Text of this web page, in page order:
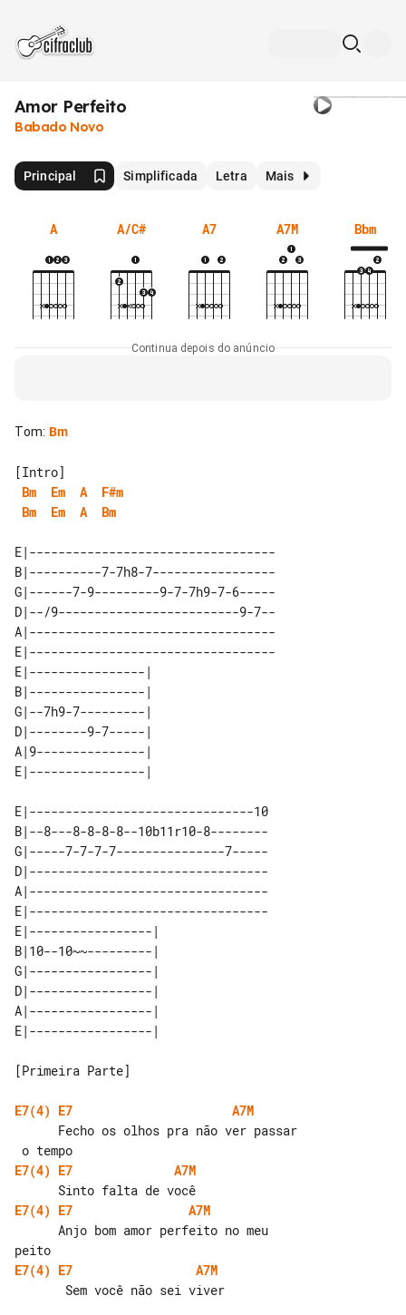
Amor Perfeito
Babado Novo
Principal Simplificada Letra Mais
A A/C# A7 A7M Bbm
Continua depois do anúncio
Tom: Bm
Bm
Em A
F#m
Bm
Em A Bm
E|----------------------------------
B|----------7-7h8-7-----------------
G|------7-9---------9-7-7h9-7-6-----
D|--/9-------------------------9-7--
A|----------------------------------
E|----------------------------------
E|----------------|
B|----------------|
G|--7h9-7---------|
D|--------9-7-----|
A|9---------------|
E|-------------------------------10
B|--8---8-8-8-8--10b11r10-8--------
G|-----7-7-7-7---------------7-----
D|---------------------------------
A|---------------------------------
E|---------------------------------
E|-----------------|
B|10--10~~---------|
G|-----------------|
D|-----------------|
A|-----------------|
[Primeira Parte]
E7(4) E7
A7M
E7(4) E7
A7M
E7(4) E7
A7M
E7(4) E7
A7M